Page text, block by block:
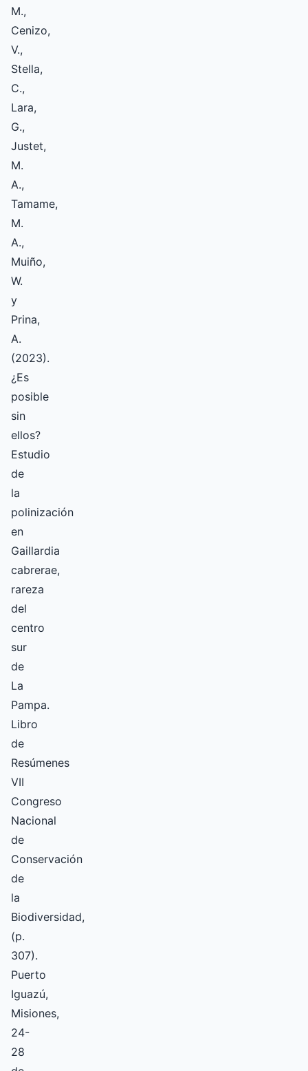
M.,
Cenizo,
V.,
Stella,
C.,
Lara,
G.,
Justet,
M.
A.,
Tamame,
M.
A.,
Muiño,
W.
y
Prina,
A.
(2023).
¿Es
posible
sin
ellos?
Estudio
de
la
polinización
en
Gaillardia
cabrerae,
rareza
del
centro
sur
de
La
Pampa.
Libro
de
Resúmenes
VII
Congreso
Nacional
de
Conservación
de
la
Biodiversidad,
(p.
307).
Puerto
Iguazú,
Misiones,
24-
28